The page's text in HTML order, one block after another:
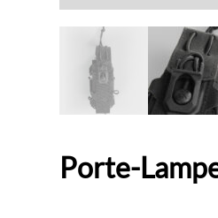
Porte-